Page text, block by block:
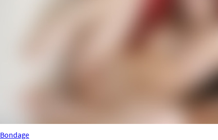
Bondage